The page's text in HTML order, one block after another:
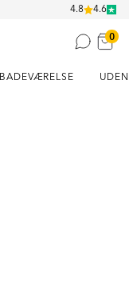
4.8 4.6
0
BADEVÆRELSE